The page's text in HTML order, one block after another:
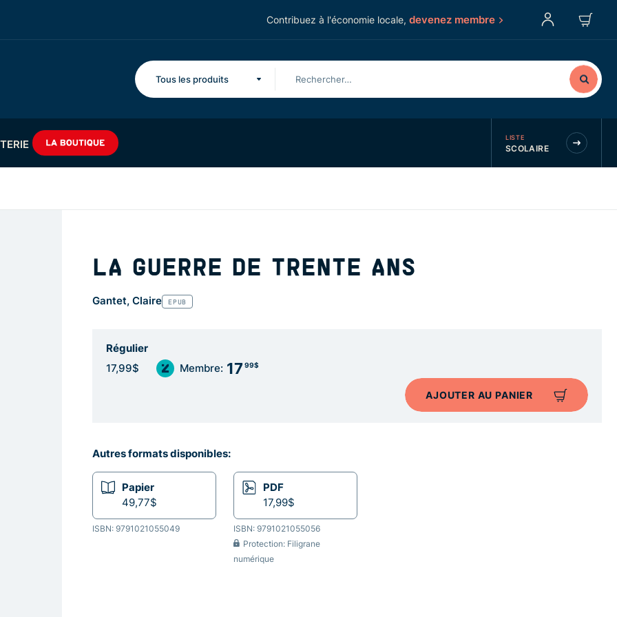
Contribuez à l'économie locale, devenez membre
Tous les produits
LISTE
SCOLAIRE
LA GUERRE DE TRENTE ANS
Gantet, Claire EPUB
Régulier
17,99$ Membre: 17 99$
AJOUTER AU PANIER
Autres formats disponibles:
Papier
49,77$
ISBN: 9791021055049
PDF
17,99$
ISBN: 9791021055056
Protection: Filigrane
numérique